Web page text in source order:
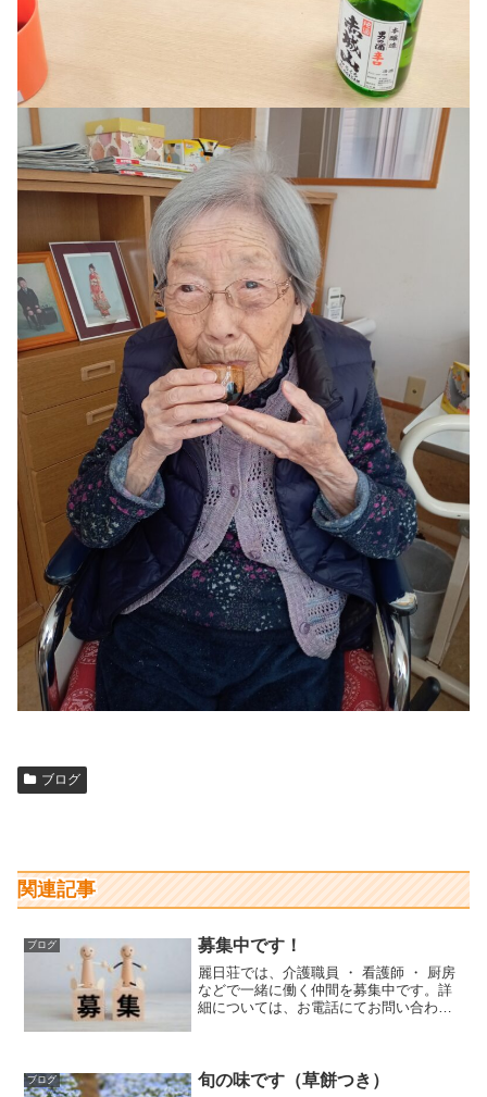
ブログ
関連記事
ブログ 募集中です！
麗日荘では、介護職員 ・ 看護師 ・ 厨房
などで一緒に働く仲間を募集中です。詳
細については、お電話にてお問い合わせ
ブログ 旬の味です（草餅つき）